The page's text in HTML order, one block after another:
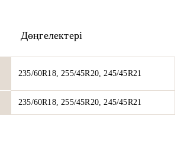
Дөңгелектері
235/60R18, 255/45R20, 245/45R21
235/60R18, 255/45R20, 245/45R21